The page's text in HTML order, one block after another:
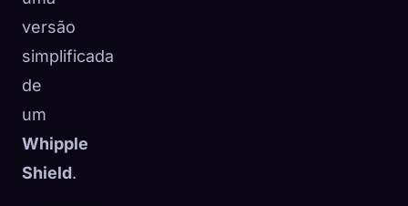
versão
simplificada
de
um
Whipple
Shield.